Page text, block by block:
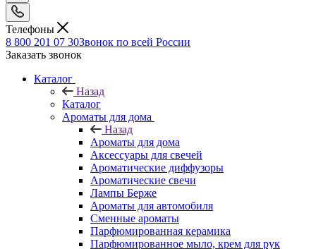
Телефоны
8 800 201 07 30Звонок по всей России
Заказать звонок
Каталог
Назад
Каталог
Ароматы для дома
Назад
Ароматы для дома
Аксессуары для свечей
Ароматические диффузоры
Ароматические свечи
Лампы Берже
Ароматы для автомобиля
Сменные ароматы
Парфюмированная керамика
Парфюмированное мыло, крем для рук